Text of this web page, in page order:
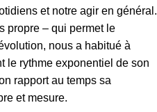
et notre agir en général.
propre – qui permet le
nous a habitué à
le rythme exponentiel de son
rapport au temps sa
et mesure.